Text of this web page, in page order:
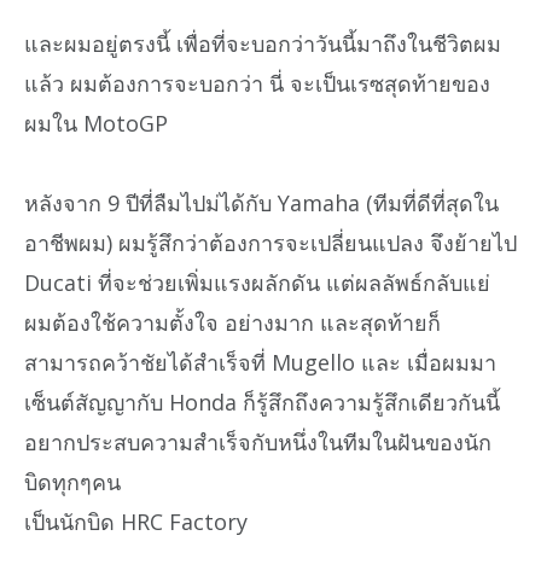
และผมอยู่ตรงนี้ เพื่อที่จะบอกว่าวันนี้มาถึงในชีวิตผม
แล้ว ผมต้องการจะบอกว่า นี่ จะเป็นเรซสุดท้ายของ
ผมใน MotoGP
หลังจาก 9 ปีที่ลืมไปม่ได้กับ Yamaha (ทีมที่ดีที่สุดใน
อาชีพผม) ผมรู้สึกว่าต้องการจะเปลี่ยนแปลง จึงย้ายไป
Ducati ที่จะช่วยเพิ่มแรงผลักดัน แต่ผลลัพธ์กลับแย่
ผมต้องใช้ความตั้งใจ อย่างมาก และสุดท้ายก็
สามารถคว้าชัยได้สำเร็จที่ Mugello และ เมื่อผมมา
เซ็นต์สัญญากับ Honda ก็รู้สึกถึงความรู้สึกเดียวกันนี้
อยากประสบความสำเร็จกับหนึ่งในทีมในฝันของนัก
บิดทุกๆคน
เป็นนักบิด HRC Factory